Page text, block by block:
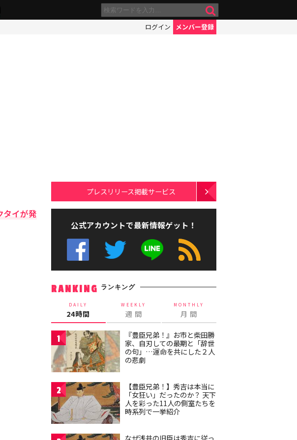
ログイン メンバー登録
タイが発
プレスリリース掲載サービス
公式アカウントで最新情報ゲット！
RANKING ランキング
DAILY
24時間
WEEKLY
週 間
MONTHLY
月 間
1
『豊臣兄弟！』お市と柴田勝
家、自刃しての最期と「辞世
の句」…運命を共にした２人
の悲劇
2
【豊臣兄弟！】秀吉は本当に
「女狂い」だったのか？ 天下
人を彩った11人の側室たちを
時系列で一挙紹介
なぜ浅井の旧臣は秀吉に従っ